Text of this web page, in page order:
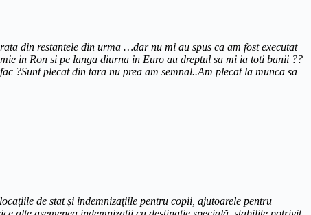
din restantele din urma …dar nu mi au spus ca am fost executat
in Ron si pe langa diurna in Euro au dreptul sa mi ia toti banii ??
?Sunt plecat din tara nu prea am semnal..Am plecat la munca sa
de stat și indemnizațiile pentru copii, ajutoarele pentru